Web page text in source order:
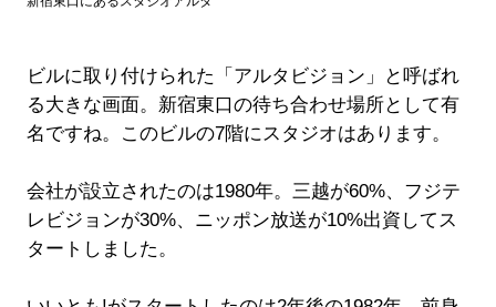
ビルに取り付けられた「アルタビジョン」と呼ばれ
る大きな画面。新宿東口の待ち合わせ場所として有
名ですね。このビルの7階にスタジオはあります。
会社が設立されたのは1980年。三越が60%、フジテ
レビジョンが30%、ニッポン放送が10%出資してス
タートしました。